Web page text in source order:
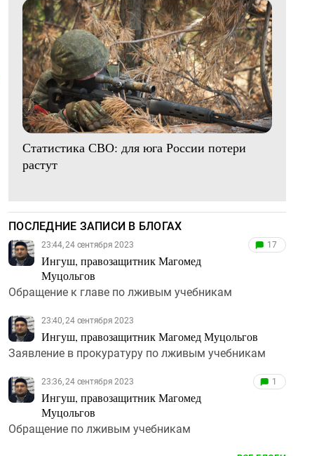
Статистика СВО: для юга России потери
растут
ПОСЛЕДНИЕ ЗАПИСИ В БЛОГАХ
23:44, 24 сентября 2023
Ингуш, правозащитник Магомед
Муцольгов
17
Обращение к главе по лживым учебникам
23:40, 24 сентября 2023
Ингуш, правозащитник Магомед Муцольгов
Заявление в прокуратуру по лживым учебникам
23:36, 24 сентября 2023
Ингуш, правозащитник Магомед
Муцольгов
1
Обращение по лживым учебникам